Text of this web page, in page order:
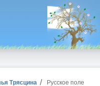
Трясцина Русское поле